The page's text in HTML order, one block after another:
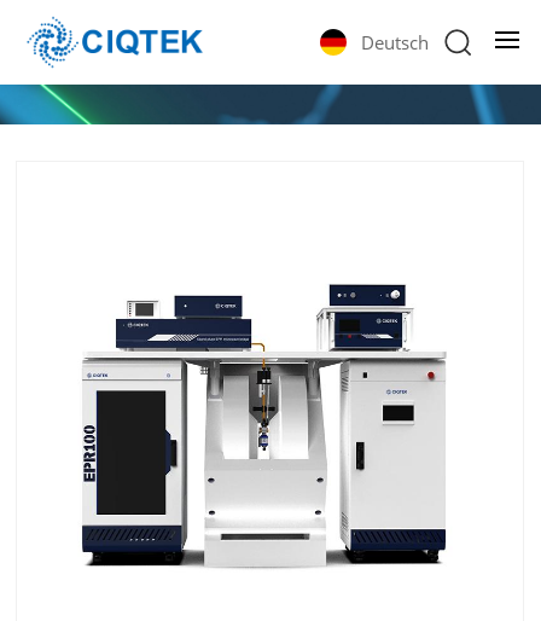
Deutsch